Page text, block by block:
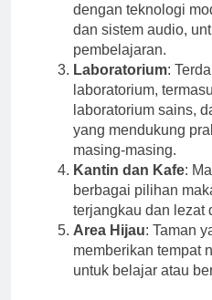
dengan teknologi
dan sistem audio,
pembelajaran.
Laboratorium:
laboratorium,
laboratorium sains,
yang mendukung
masing-masing.
Kantin dan Kafe:
berbagai pilihan
terjangkau dan lezat
Area Hijau: Taman
memberikan tempat
untuk belajar atau